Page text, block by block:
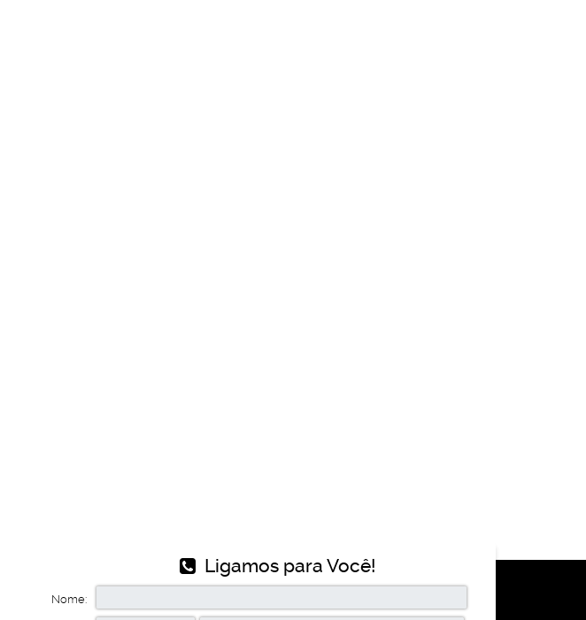
Ligamos para Você!
Nome: